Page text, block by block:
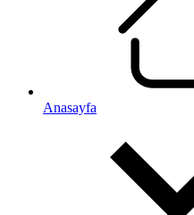
Anasayfa